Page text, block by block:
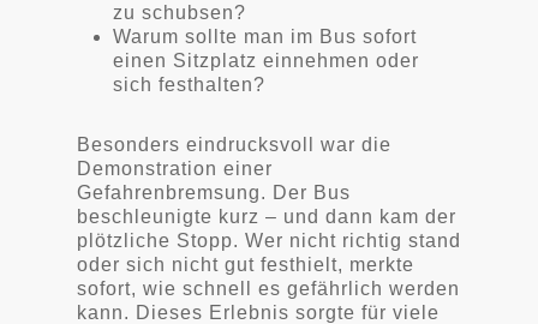
zu schubsen?
Warum sollte man im Bus sofort
einen Sitzplatz einnehmen oder
sich festhalten?
Besonders eindrucksvoll war die
Demonstration einer
Gefahrenbremsung. Der Bus
beschleunigte kurz – und dann kam der
plötzliche Stopp. Wer nicht richtig stand
oder sich nicht gut festhielt, merkte
sofort, wie schnell es gefährlich werden
kann. Dieses Erlebnis sorgte für viele